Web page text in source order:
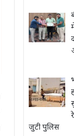
जुटी पुलिस